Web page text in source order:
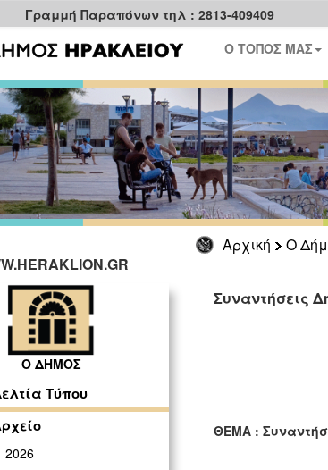
Γραμμή Παραπόνων τηλ : 2813-409409
Ο ΤΟΠΟΣ ΜΑΣ
Αρχική Ο
Ο ΔΗΜΟΣ
Τύπου
2026
Συναντήσεις
ΘΕΜΑ :